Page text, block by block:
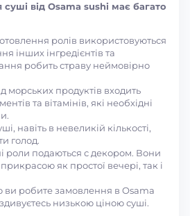
від Osama sushi має багато
ролів використовуються
інших інгредієнтів та
робить страву неймовірно
морських продуктів входить
та вітамінів, які необхідні
навіть в невеликій кількості,
голод.
роли подаються с декором. Вони
як простої вечері, так і
ви робите замовлення в Osama
низькою ціною суші.